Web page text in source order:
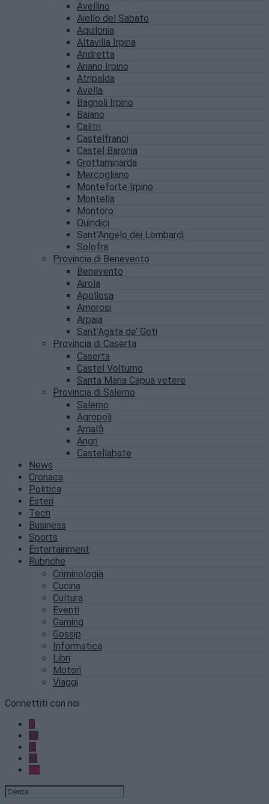
Avellino
Aiello del Sabato
Aquilonia
Altavilla Irpina
Andretta
Ariano Irpino
Atripalda
Avella
Bagnoli Irpino
Baiano
Calitri
Castelfranci
Castel Baronia
Grottaminarda
Mercogliano
Monteforte Irpino
Montella
Montoro
Quindici
Sant’Angelo dei Lombardi
Solofra
Provincia di Benevento
Benevento
Airola
Apollosa
Amorosi
Arpaia
Sant’Agata de’ Goti
Provincia di Caserta
Caserta
Castel Volturno
Santa Maria Capua vetere
Provincia di Salerno
Salerno
Agropoli
Amalfi
Angri
Castellabate
News
Cronaca
Politica
Esteri
Tech
Business
Sports
Entertainment
Rubriche
Criminologia
Cucina
Cultura
Eventi
Gaming
Gossip
Informatica
Libri
Motori
Viaggi
Connettiti con noi